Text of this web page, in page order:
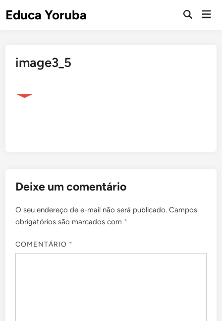
toEduca Yoruba
Open
image3_5
Deixe um comentário
O seu endereço de e-mail não será publicado. Campos
obrigatórios são marcados com *
COMENTÁRIO *